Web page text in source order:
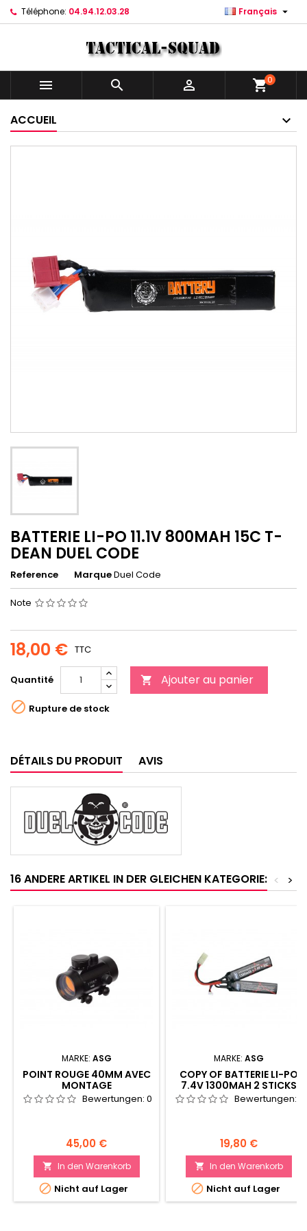
Téléphone: 04.94.12.03.28 Français 
   shopping_cart0
ACCUEIL
BATTERIE LI-PO 11.1V 800MAH 15C T-
DEAN DUEL CODE
Reference MarqueDuel Code
Note
18,00 € TTC
Quantité  Ajouter au panier
 Rupture de stock
DÉTAILS DU PRODUIT AVIS
16 ANDERE ARTIKEL IN DER GLEICHEN KATEGORIE: >
<
MARKE: ASG
POINT ROUGE 40MM AVEC
MONTAGE
Bewertungen: 0
Preis
45,00 €
 In den Warenkorb
 Nicht auf Lager
MARKE: ASG
COPY OF BATTERIE LI-PO
7.4V 1300MAH 2 STICKS
Bewertungen:
Preis
19,80 €
 In den Warenkorb
 Nicht auf Lager